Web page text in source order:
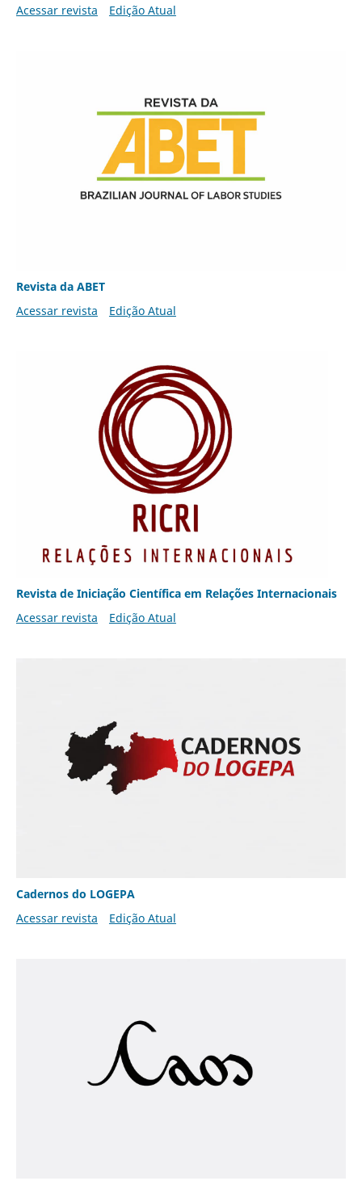
Acessar revista Edição Atual
Revista da ABET
Acessar revista
Edição Atual
Revista de Iniciação Científica em Relações Internacionais
Acessar revista
Edição Atual
Cadernos do LOGEPA
Acessar revista
Edição Atual